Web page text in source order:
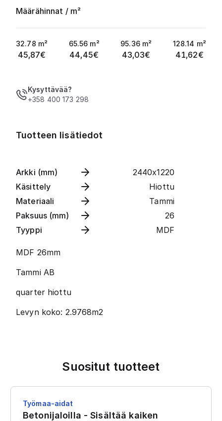
Määrähinnat / m²
32.78 m²
45,87€
65.56 m²
44,45€
95.36 m²
43,03€
128.14 m²
41,62€
Kysyttävää?
+358 400 173 298
Tuotteen lisätiedot
Arkki (mm)
2440x1220
Käsittely
Hiottu
Materiaali
Tammi
Paksuus (mm)
26
Tyyppi
MDF
MDF 26mm
Tammi AB
quarter hiottu
Levyn koko: 2.9768m2
Suositut tuotteet
Työmaa-aidat
Betonijaloilla - Sisältää kaiken